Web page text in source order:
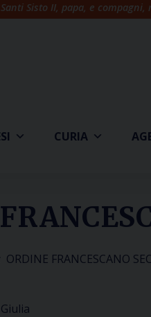
Santi Sisto II, papa, e
CURIA
ORDINE FRANCESCANO